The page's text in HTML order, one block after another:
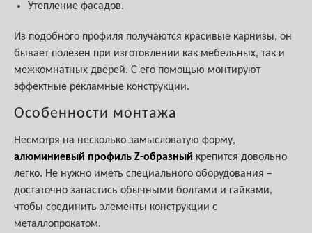
Утепление фасадов.
Из подобного профиля получаются красивые карнизы, он
бывает полезен при изготовлении как мебельных, так и
межкомнатных дверей. С его помощью монтируют
эффектные рекламные конструкции.
Особенности монтажа
Несмотря на несколько замысловатую форму,
алюминиевый профиль Z-образный крепится довольно
легко. Не нужно иметь специального оборудования –
достаточно запастись обычными болтами и гайками,
чтобы соединить элементы конструкции с
металлопрокатом.